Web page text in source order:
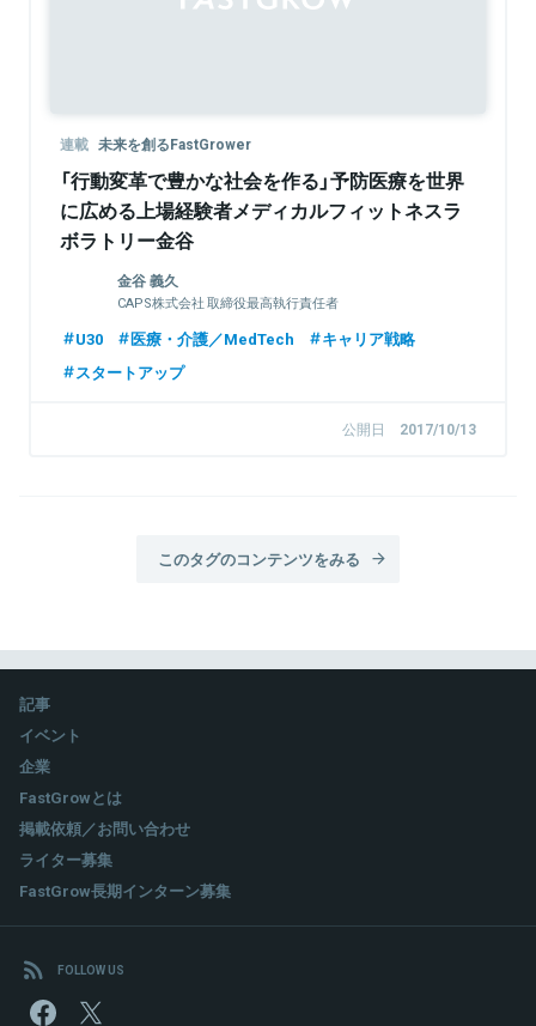
連載 未来を創るFastGrower
「行動変革で豊かな社会を作る」予防医療を世界
に広める上場経験者メディカルフィットネスラ
ボラトリー金谷
金谷 義久
CAPS株式会社 取締役最高執行責任者
U30 医療・介護／MedTech
キャリア戦略
スタートアップ
公開日 2017/10/13
このタグのコンテンツをみる
記事
イベント
企業
FastGrowとは
掲載依頼／お問い合わせ
ライター募集
FastGrow長期インターン募集
FOLLOW US